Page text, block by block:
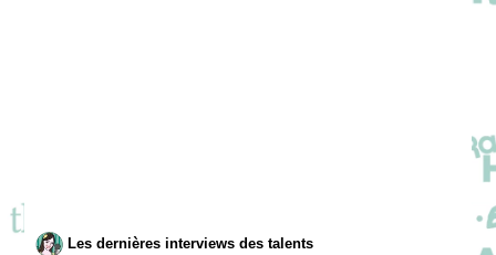
Les dernières interviews des talents